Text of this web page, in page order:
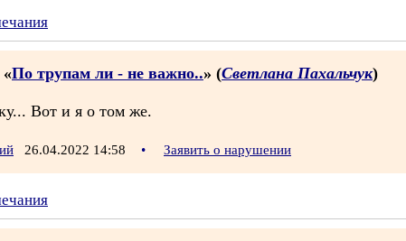
«По трупам ли - не важно..» (Светлана Пахальчук)
Вот и я о том же.
26.04.2022 14:58 • Заявить о нарушении